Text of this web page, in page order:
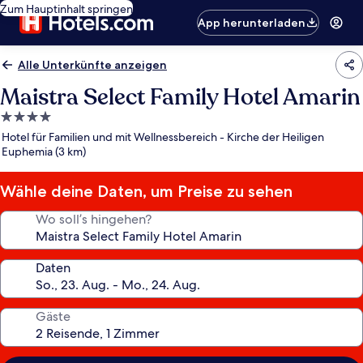
Zum Hauptinhalt springen
App herunterladen
Alle Unterkünfte anzeigen
Maistra Select Family Hotel Amarin
4.0-
Sterne-
Unterkunft
Hotel für Familien und mit Wellnessbereich - Kirche der Heiligen
Euphemia (3 km)
Wähle deine Daten, um Preise zu sehen
Wo soll’s hingehen?
Daten
Gäste